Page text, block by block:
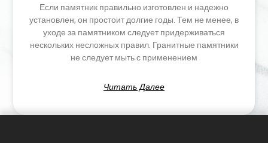
Если памятник правильно изготовлен и надежно
установлен, он простоит долгие годы. Тем не менее, в
уходе за памятником следует придерживаться
нескольких несложных правил. Гранитные памятники
не следует мыть с применением
Читать Далее